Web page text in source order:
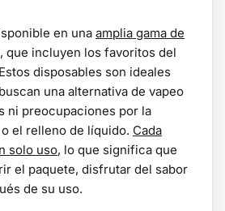
en una amplia gama de
que incluyen los favoritos del
disposables son ideales
una alternativa de vapeo
ni preocupaciones por la
el relleno de líquido. Cada
solo uso, lo que significa que
el paquete, disfrutar del sabor
de su uso.